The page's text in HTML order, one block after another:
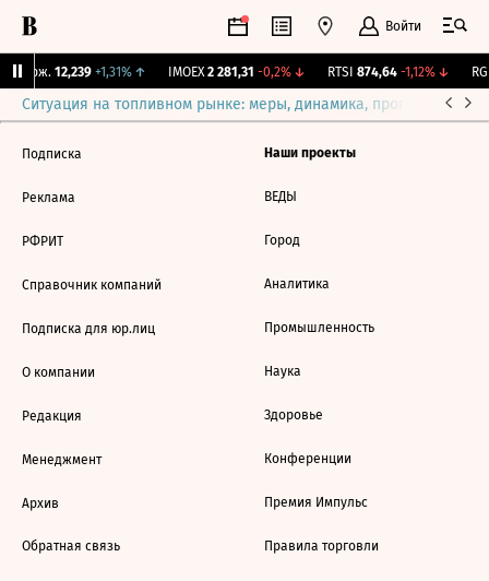
Войти
Бирж. 12,239 +1,31%↑ IMOEX 2 281,31 -0,2%↓ RTSI 874,64 -1,12%↓
Ситуация на топливном рынке: меры, динамика, прогнозы
Подписка
Реклама
РФРИТ
Справочник компаний
Подписка для юр.лиц
О компании
Редакция
Менеджмент
Архив
Обратная связь
Наши проекты
ВЕДЫ
Город
Аналитика
Промышленность
Наука
Здоровье
Конференции
Премия Импульс
Правила торговли